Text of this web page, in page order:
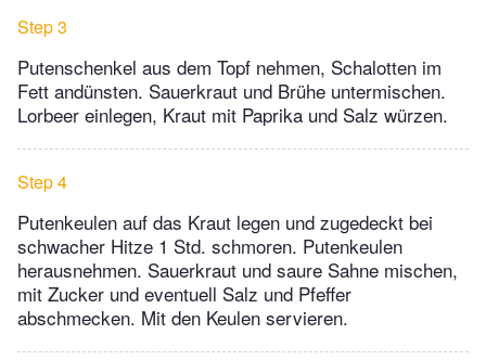
Step 3
Putenschenkel aus dem Topf nehmen, Schalotten im
Fett andünsten. Sauerkraut und Brühe untermischen.
Lorbeer einlegen, Kraut mit Paprika und Salz würzen.
Step 4
Putenkeulen auf das Kraut legen und zugedeckt bei
schwacher Hitze 1 Std. schmoren. Putenkeulen
herausnehmen. Sauerkraut und saure Sahne mischen,
mit Zucker und eventuell Salz und Pfeffer
abschmecken. Mit den Keulen servieren.